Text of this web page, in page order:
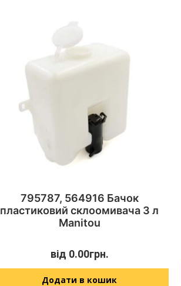
795787, 564916 Бачок
пластиковий склоомивача 3 л
Manitou
від 0.00грн.
Додати в кошик